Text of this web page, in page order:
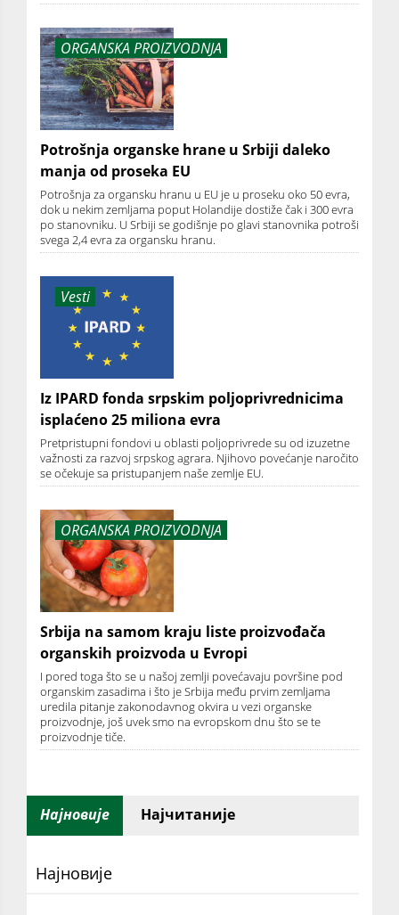
ORGANSKA PROIZVODNJA
Potrošnja organske hrane u Srbiji daleko
manja od proseka EU
Potrošnja za organsku hranu u EU je u proseku oko 50 evra,
dok u nekim zemljama poput Holandije dostiže čak i 300 evra
po stanovniku. U Srbiji se godišnje po glavi stanovnika potroši
svega 2,4 evra za organsku hranu.
Vesti
Iz IPARD fonda srpskim poljoprivrednicima
isplaćeno 25 miliona evra
Pretpristupni fondovi u oblasti poljoprivrede su od izuzetne
važnosti za razvoj srpskog agrara. Njihovo povećanje naročito
se očekuje sa pristupanjem naše zemlje EU.
ORGANSKA PROIZVODNJA
Srbija na samom kraju liste proizvođača
organskih proizvoda u Evropi
I pored toga što se u našoj zemlji povećavaju površine pod
organskim zasadima i što je Srbija među prvim zemljama
uredila pitanje zakonodavnog okvira u vezi organske
proizvodnje, još uvek smo na evropskom dnu što se te
proizvodnje tiče.
Најновије Најчитаније
Најновије